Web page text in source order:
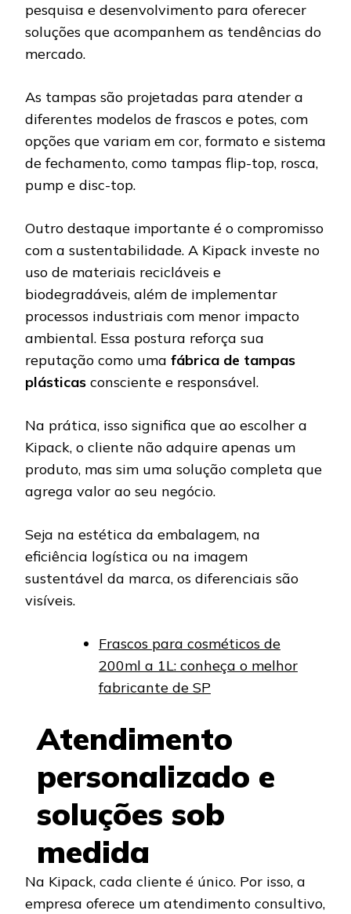
pesquisa e desenvolvimento para oferecer
soluções que acompanhem as tendências do
mercado.
As tampas são projetadas para atender a
diferentes modelos de frascos e potes, com
opções que variam em cor, formato e sistema
de fechamento, como tampas flip-top, rosca,
pump e disc-top.
Outro destaque importante é o compromisso
com a sustentabilidade. A Kipack investe no
uso de materiais recicláveis e
biodegradáveis, além de implementar
processos industriais com menor impacto
ambiental. Essa postura reforça sua
reputação como uma fábrica de tampas
plásticas consciente e responsável.
Na prática, isso significa que ao escolher a
Kipack, o cliente não adquire apenas um
produto, mas sim uma solução completa que
agrega valor ao seu negócio.
Seja na estética da embalagem, na
eficiência logística ou na imagem
sustentável da marca, os diferenciais são
visíveis.
Frascos para cosméticos de
200ml a 1L: conheça o melhor
fabricante de SP
Atendimento
personalizado e
soluções sob
medida
Na Kipack, cada cliente é único. Por isso, a
empresa oferece um atendimento consultivo,